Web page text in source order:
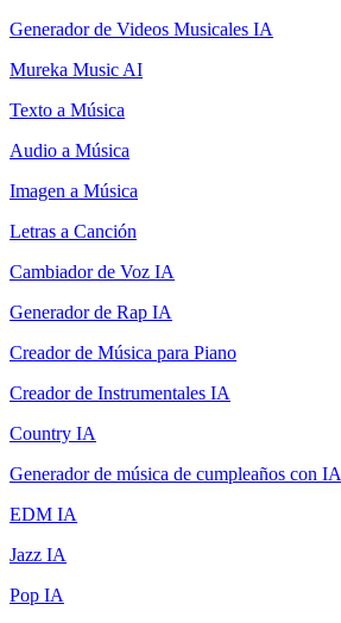
Generador de Videos Musicales IA
Mureka Music AI
Texto a Música
Audio a Música
Imagen a Música
Letras a Canción
Cambiador de Voz IA
Generador de Rap IA
Creador de Música para Piano
Creador de Instrumentales IA
Country IA
Generador de música de cumpleaños con IA
EDM IA
Jazz IA
Pop IA